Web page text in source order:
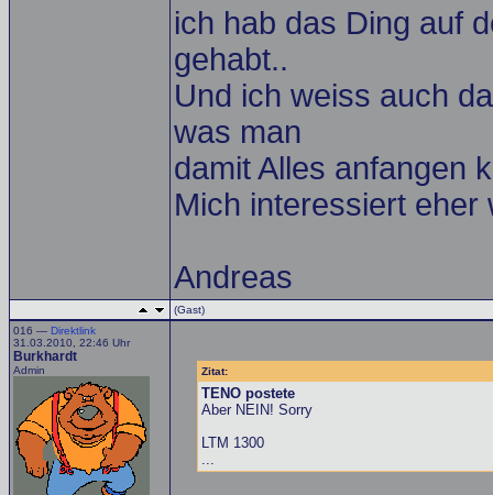
ich hab das Ding auf
gehabt..
Und ich weiss auch
was man
damit Alles anfangen
Mich interessiert eher
Andreas
(Gast)
016 — Direktlink
31.03.2010, 22:46 Uhr
Burkhardt
Admin Zitat:
TENO postete
Aber NEIN! Sorry
LTM 1300
...